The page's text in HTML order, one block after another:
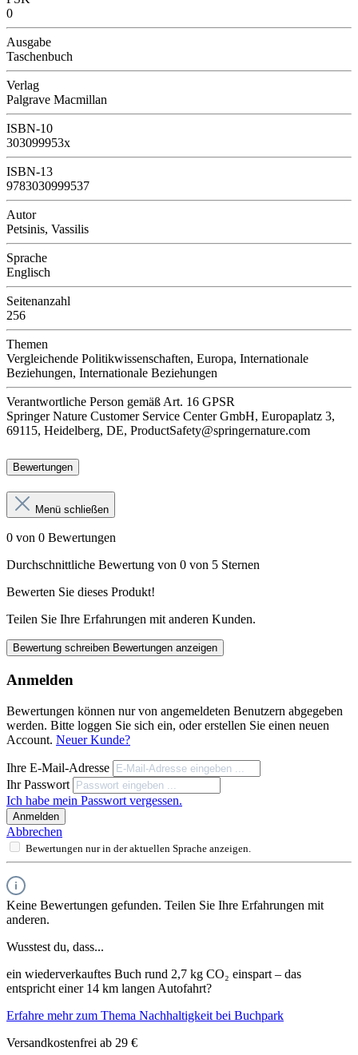
0
Ausgabe
Taschenbuch
Verlag
Palgrave Macmillan
ISBN-10
303099953x
ISBN-13
9783030999537
Autor
Petsinis, Vassilis
Sprache
Englisch
Seitenanzahl
256
Themen
Vergleichende Politikwissenschaften, Europa, Internationale
Beziehungen, Internationale Beziehungen
Verantwortliche Person gemäß Art. 16 GPSR
Springer Nature Customer Service Center GmbH, Europaplatz 3,
69115, Heidelberg, DE, ProductSafety@springernature.com
Bewertungen
Menü schließen
0 von 0 Bewertungen
Durchschnittliche Bewertung von 0 von 5 Sternen
Bewerten Sie dieses Produkt!
Teilen Sie Ihre Erfahrungen mit anderen Kunden.
Bewertung schreiben Bewertungen anzeigen
Anmelden
Bewertungen können nur von angemeldeten Benutzern abgegeben
werden. Bitte loggen Sie sich ein, oder erstellen Sie einen neuen
Account. Neuer Kunde?
Ihre E-Mail-Adresse
Ihr Passwort
Ich habe mein Passwort vergessen.
Anmelden
Abbrechen
Bewertungen nur in der aktuellen Sprache anzeigen.
Keine Bewertungen gefunden. Teilen Sie Ihre Erfahrungen mit
anderen.
Wusstest du, dass...
ein wiederverkauftes Buch rund 2,7 kg CO₂ einspart – das
entspricht einer 14 km langen Autofahrt?
Erfahre mehr zum Thema Nachhaltigkeit bei Buchpark
Versandkostenfrei ab 29 €